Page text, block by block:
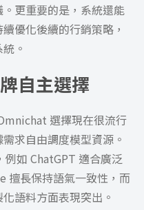
更重要的是，系統還能
優化後續的行銷策略，
。
自主選擇
選擇現在很流行
求自由調度模型資源。
如 ChatGPT 適合廣泛
擅長保持語氣一致性，而
語料方面表現突出。